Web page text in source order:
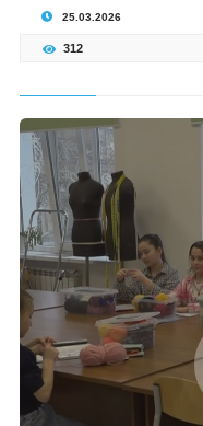
25.03.2026
312